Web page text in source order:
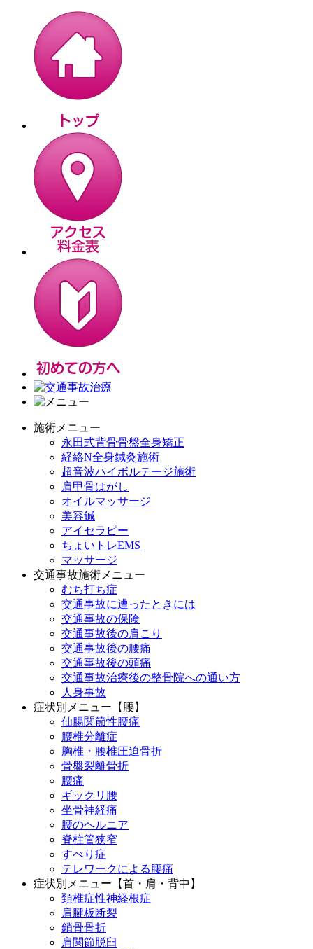
施術メニュー
永田式背骨骨盤全身矯正
経絡N全身鍼灸施術
超音波ハイボルテージ施術
肩甲骨はがし
オイルマッサージ
美容鍼
アイセラピー
ちょいトレEMS
マッサージ
交通事故施術メニュー
むち打ち症
交通事故に遭ったときには
交通事故の保険
交通事故後の肩こり
交通事故後の腰痛
交通事故後の頭痛
交通事故治療後の整骨院への通い方
人身事故
症状別メニュー【腰】
仙腸関節性腰痛
腰椎分離症
胸椎・腰椎圧迫骨折
骨盤裂離骨折
腰痛
ギックリ腰
坐骨神経痛
腰のヘルニア
脊柱管狭窄
すべり症
テレワークによる腰痛
症状別メニュー【首・肩・背中】
頚椎症性神経根症
肩腱板断裂
鎖骨骨折
肩関節脱臼